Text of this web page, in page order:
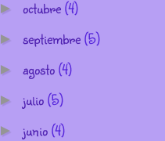
► octubre(4)
► septiembre(5)
► agosto(4)
► julio(5)
► junio(4)